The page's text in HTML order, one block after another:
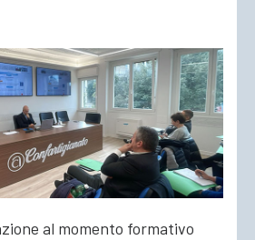
al momento formativo